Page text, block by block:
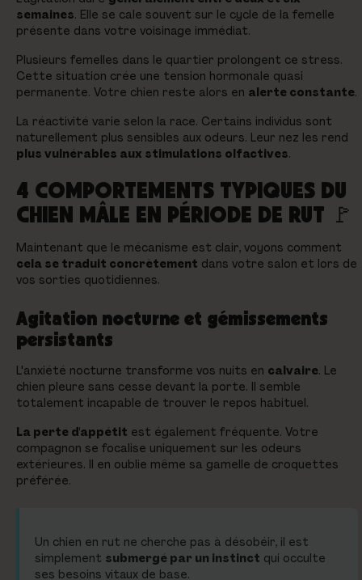
semaines. Elle se cale souvent sur le cycle de la femelle
présente dans votre voisinage immédiat.
Plusieurs femelles dans le quartier prolongent ce stress.
Cette situation crée une tension hormonale quasi
permanente. Votre chien reste alors en alerte constante.
La réactivité varie selon la race. Certains individus sont
naturellement plus sensibles aux odeurs. Leur nez les rend
plus vulnérables aux stimulations olfactives.
4 COMPORTEMENTS TYPIQUES DU
CHIEN MÂLE EN PÉRIODE DE RUT 🚩
Maintenant que le mécanisme est clair, voyons comment
cela se traduit concrètement dans votre salon et lors de
vos sorties quotidiennes.
Agitation nocturne et gémissements
persistants
L'anxiété nocturne transforme vos nuits en calvaire. Le
chien pleure sans cesse devant la porte. Il semble
totalement incapable de trouver le repos habituel.
La perte d'appétit est également fréquente. Votre
compagnon se focalise uniquement sur les odeurs
extérieures. Il en oublie même sa gamelle de croquettes
préférée.
Un chien en rut ne cherche pas à désobéir, il est
simplement submergé par un instinct qui occulte
ses besoins vitaux de base.